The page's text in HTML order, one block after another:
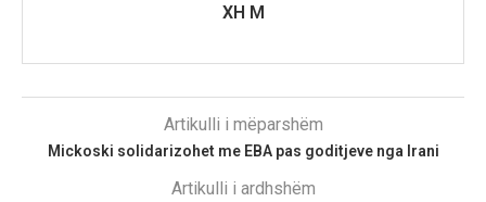
XH M
Artikulli i mëparshëm
Mickoski solidarizohet me EBA pas goditjeve nga Irani
Artikulli i ardhshëm